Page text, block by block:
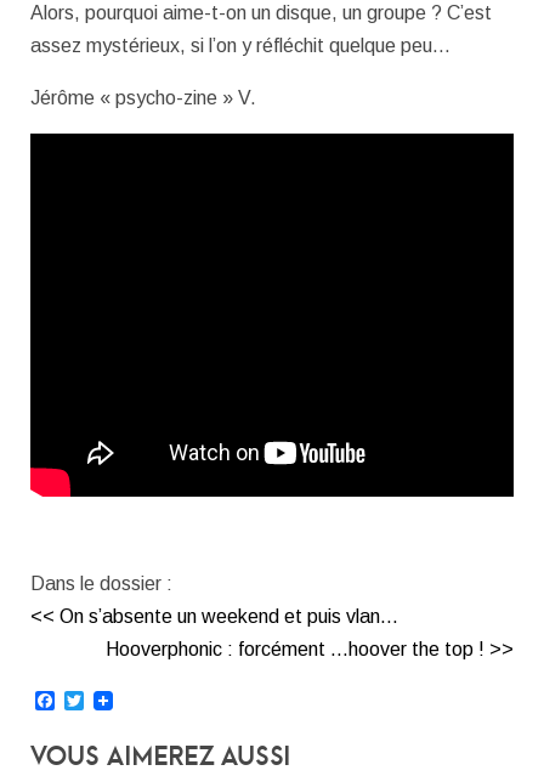
Alors, pourquoi aime-t-on un disque, un groupe ? C’est
assez mystérieux, si l’on y réfléchit quelque peu…
Jérôme « psycho-zine » V.
Dans le dossier :
<< On s’absente un weekend et puis vlan…
Hooverphonic : forcément …hoover the top ! >>
Facebook
Twitter
Vous Aimerez Aussi